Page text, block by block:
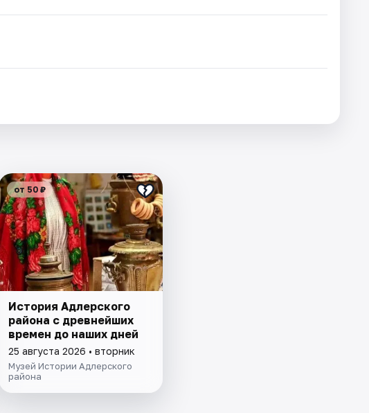
от 50 ₽
История Адлерского
района с древнейших
времен до наших дней
25 августа 2026 • вторник
Музей Истории Адлерского
района